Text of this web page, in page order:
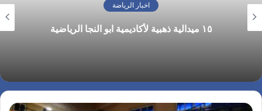
اخبار الرياضة
١٥ ميدالية ذهبية لأكاديمية ابو النجا الرياضية